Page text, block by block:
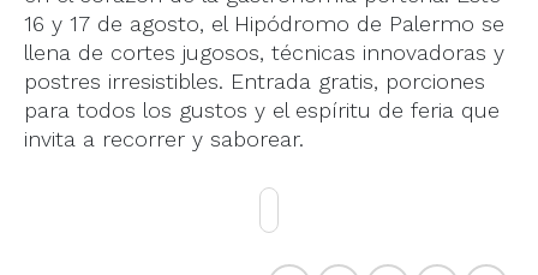
16 y 17 de agosto, el Hipódromo de Palermo se
llena de cortes jugosos, técnicas innovadoras y
postres irresistibles. Entrada gratis, porciones
para todos los gustos y el espíritu de feria que
invita a recorrer y saborear.